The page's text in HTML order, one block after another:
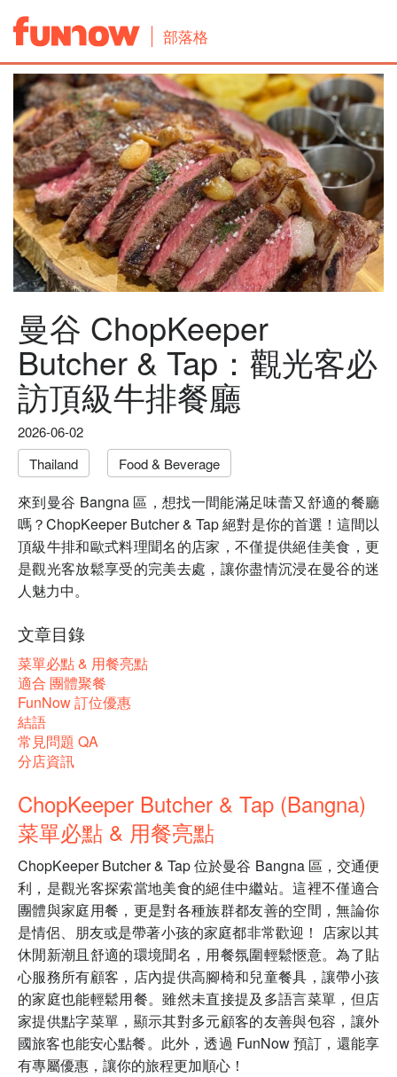
部落格
曼谷 ChopKeeper
Butcher & Tap：觀光客必
訪頂級牛排餐廳
2026-06-02
Thailand
Food & Beverage
來到曼谷 Bangna 區，想找一間能滿足味蕾又舒適的餐廳
嗎？ChopKeeper Butcher & Tap 絕對是你的首選！這間以
頂級牛排和歐式料理聞名的店家，不僅提供絕佳美食，更
是觀光客放鬆享受的完美去處，讓你盡情沉浸在曼谷的迷
人魅力中。
文章目錄
菜單必點 & 用餐亮點
適合 團體聚餐
FunNow 訂位優惠
結語
常見問題 QA
分店資訊
ChopKeeper Butcher & Tap (Bangna)
菜單必點 & 用餐亮點
ChopKeeper Butcher & Tap 位於曼谷 Bangna 區，交通便
利，是觀光客探索當地美食的絕佳中繼站。這裡不僅適合
團體與家庭用餐，更是對各種族群都友善的空間，無論你
是情侶、朋友或是帶著小孩的家庭都非常歡迎！ 店家以其
休閒新潮且舒適的環境聞名，用餐氛圍輕鬆愜意。為了貼
心服務所有顧客，店內提供高腳椅和兒童餐具，讓帶小孩
的家庭也能輕鬆用餐。雖然未直接提及多語言菜單，但店
家提供點字菜單，顯示其對多元顧客的友善與包容，讓外
國旅客也能安心點餐。此外，透過 FunNow 預訂，還能享
有專屬優惠，讓你的旅程更加順心！